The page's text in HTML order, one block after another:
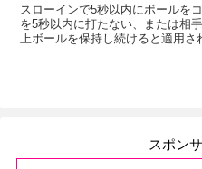
スローインで5秒以内にボールを
を5秒以内に打たない、または相
上ボールを保持し続けると適用さ
スポン